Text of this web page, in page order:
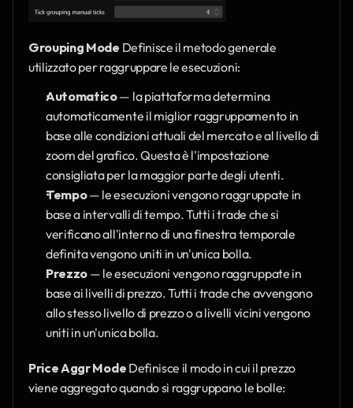
Grouping Mode Definisce il metodo generale
utilizzato per raggruppare le esecuzioni:
Automatico — la piattaforma determina
automaticamente il miglior raggruppamento in
base alle condizioni attuali del mercato e al livello di
zoom del grafico. Questa è l'impostazione
consigliata per la maggior parte degli utenti.
Tempo — le esecuzioni vengono raggruppate in
base a intervalli di tempo. Tutti i trade che si
verificano all'interno di una finestra temporale
definita vengono uniti in un'unica bolla.
Prezzo — le esecuzioni vengono raggruppate in
base ai livelli di prezzo. Tutti i trade che avvengono
allo stesso livello di prezzo o a livelli vicini vengono
uniti in un'unica bolla.
Price Aggr Mode Definisce il modo in cui il prezzo
viene aggregato quando si raggruppano le bolle: